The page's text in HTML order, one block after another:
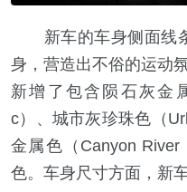
新车的车身侧面线条
身，营造出不俗的运动
新增了包含陨石灰金
c）、城市灰珍珠色（
金属色（Canyon
色。车身尺寸方面，新